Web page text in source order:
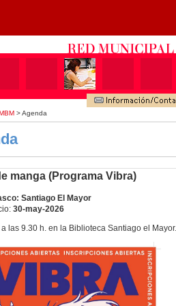
> Agenda
manga (Programa Vibra)
Santiago El Mayor
30-may-2026
las 9.30 h. en la Biblioteca Santiago el Mayor.